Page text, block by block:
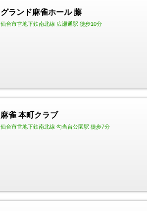
グランド麻雀ホール 藤
仙台市営地下鉄南北線 広瀬通駅 徒歩10分
麻雀 本町クラブ
仙台市営地下鉄南北線 勾当台公園駅 徒歩7分